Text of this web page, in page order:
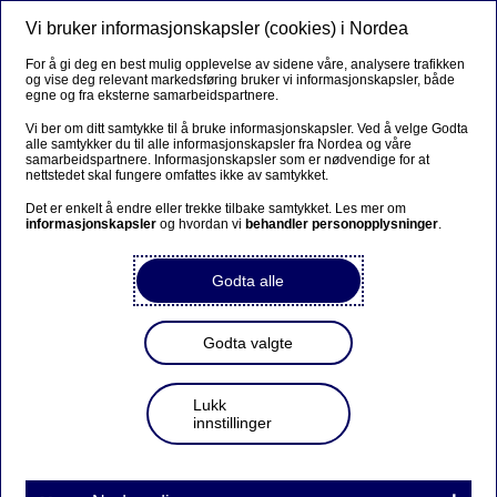
Priser
Priser for lån og finansiering -
personkunder
Lån til bolig
Priseksempler på boliglån
Vi har individuell prising av boliglån. Dette betyr at vi
sammen med hver enkelt kunde finner en
seg på din alder, hvor mye du har lånt, din økonomi og
Vi bruker informasjonskapsler (cookies) i Nordea
For å gi deg en best mulig opplevelse av sidene våre, analysere trafikken
og vise deg relevant markedsføring bruker vi informasjonskapsler, både
egne og fra eksterne samarbeidspartnere.
Vi ber om ditt samtykke til å bruke informasjonskapsler. Ved å velge Godta
alle samtykker du til alle informasjonskapsler fra Nordea og våre
samarbeidspartnere. Informasjonskapsler som er nødvendige for at
nettstedet skal fungere omfattes ikke av samtykket.
Det er enkelt å endre eller trekke tilbake samtykket. Les mer om
informasjonskapsler og hvordan vi behandler personopplysninger.
Godta alle
Godta valgte
Lukk
innstillinger